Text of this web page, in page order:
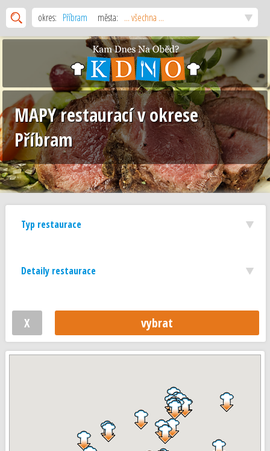
okres: Příbram města: ... všechna ...
MAPY restaurací v okrese
Příbram
Typ restaurace
Detaily restaurace